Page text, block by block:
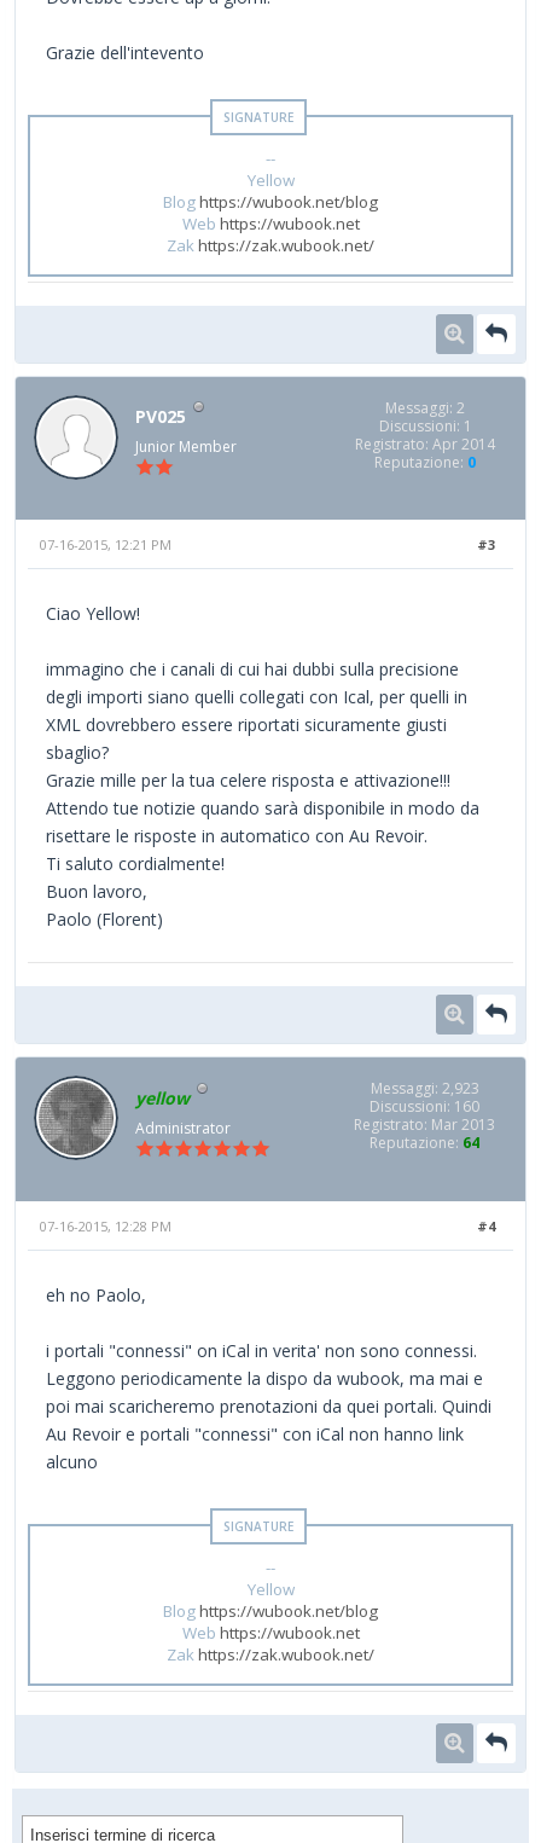
Grazie dell'intevento
--
Yellow
Bloghttps://wubook.net/blog
Web https://wubook.net
Zakhttps://zak.wubook.net/
PV025
Junior Member
Messaggi: 2
Discussioni: 1
Registrato: Apr 2014
Reputazione: 0
#3
07-16-2015, 12:21 PM
Ciao Yellow!
immagino che i canali di cui hai dubbi sulla precisione
degli importi siano quelli collegati con Ical, per quelli in
XML dovrebbero essere riportati sicuramente giusti
sbaglio?
Grazie mille per la tua celere risposta e attivazione!!!
Attendo tue notizie quando sarà disponibile in modo da
risettare le risposte in automatico con Au Revoir.
Ti saluto cordialmente!
Buon lavoro,
Paolo (Florent)
yellow
Administrator
Messaggi: 2,923
Discussioni: 160
Registrato: Mar 2013
Reputazione: 64
#4
07-16-2015, 12:28 PM
eh no Paolo,
i portali "connessi" on iCal in verita' non sono connessi.
Leggono periodicamente la dispo da wubook, ma mai e
poi mai scaricheremo prenotazioni da quei portali. Quindi
Au Revoir e portali "connessi" con iCal non hanno link
alcuno
--
Yellow
Bloghttps://wubook.net/blog
Web https://wubook.net
Zak https://zak.wubook.net/